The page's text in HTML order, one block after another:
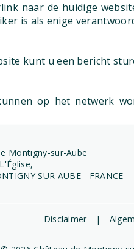
naar de huidige
is als enige
kunt u een bericht
op het netwerk
Montigny-sur-Aube
SUR AUBE - FRANCE
Disclaimer |